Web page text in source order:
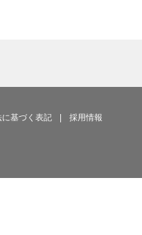
基づく表記 採用情報